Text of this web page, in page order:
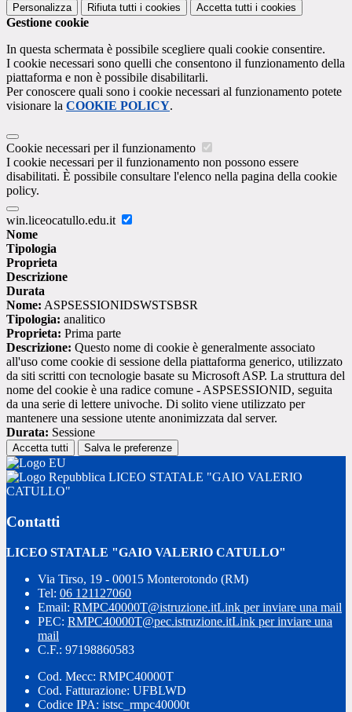
Personalizza Rifiuta tutti i cookies Accetta tutti i cookies
Gestione cookie
In questa schermata è possibile scegliere quali cookie consentire.
I cookie necessari sono quelli che consentono il funzionamento della
piattaforma e non è possibile disabilitarli.
Per conoscere quali sono i cookie necessari al funzionamento potete
visionare la COOKIE POLICY.
Cookie necessari per il funzionamento
I cookie necessari per il funzionamento non possono essere
disabilitati. È possibile consultare l'elenco nella pagina della cookie
policy.
win.liceocatullo.edu.it
Nome
Tipologia
Proprieta
Descrizione
Durata
Nome: ASPSESSIONIDSWSTSBSR
Tipologia: analitico
Proprieta: Prima parte
Descrizione: Questo nome di cookie è generalmente associato
all'uso come cookie di sessione della piattaforma generico, utilizzato
da siti scritti con tecnologie basate su Microsoft ASP. La struttura del
nome del cookie è una radice comune - ASPSESSIONID, seguita
da una serie di lettere univoche. Di solito viene utilizzato per
mantenere una sessione utente anonimizzata dal server.
Durata: Sessione
Accetta tutti Salva le preferenze
LICEO STATALE "GAIO VALERIO
CATULLO"
Contatti
LICEO STATALE "GAIO VALERIO CATULLO"
Via Tirso, 19 - 00015 Monterotondo (RM)
Tel: 06 121127060
Email: RMPC40000T@istruzione.itLink per inviare una mail
PEC: RMPC40000T@pec.istruzione.itLink per inviare una
mail
C.F.: 97198860583
Cod. Mecc: RMPC40000T
Cod. Fatturazione: UFBLWD
Codice IPA: istsc_rmpc40000t